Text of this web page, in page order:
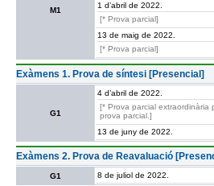
M1
1 d’abril de 2022.
[* Prova parcial]
13 de maig de 2022.
[* Prova parcial]
Exàmens 1. Prova de síntesi [Presencial]
G1
4 d’abril de 2022.
[* Prova parcial extraordinària
prova parcial.]
13 de juny de 2022.
Exàmens 2. Prova de Reavaluació
G1 8 de juliol de 2022.